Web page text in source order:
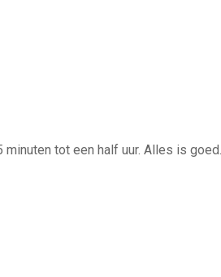
tot een half uur. Alles is